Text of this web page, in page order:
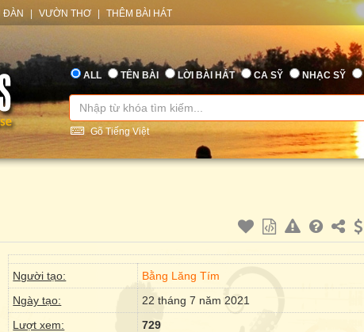
ĐÀN VƯỜN THƠ THÊM BÀI HÁT
ALL TÊN BÀI LỜI BÀI HÁT CA SỸ NHẠC SỸ
Gõ Tiếng Việt
Người tạo:
Bằng Lăng Tím
Ngày tạo:
22 tháng 7 năm 2021
Lượt xem:
729